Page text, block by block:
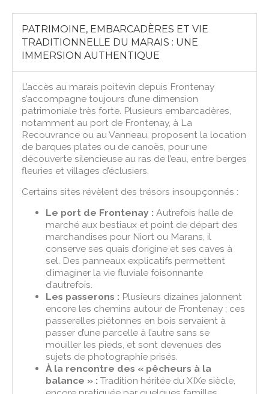
PATRIMOINE, EMBARCADÈRES ET VIE
TRADITIONNELLE DU MARAIS : UNE
IMMERSION AUTHENTIQUE
L’accès au marais poitevin depuis Frontenay
s’accompagne toujours d’une dimension
patrimoniale très forte. Plusieurs embarcadères,
notamment au port de Frontenay, à La
Recouvrance ou au Vanneau, proposent la location
de barques plates ou de canoës, pour une
découverte silencieuse au ras de l’eau, entre berges
fleuries et villages d’éclusiers.
Certains sites révèlent des trésors insoupçonnés :
Le port de Frontenay : Autrefois halle de
marché aux bestiaux et point de départ des
marchandises pour Niort ou Marans, il
conserve ses quais d’origine et ses caves à
sel. Des panneaux explicatifs permettent
d’imaginer la vie fluviale foisonnante
d’autrefois.
Les passerons : Plusieurs dizaines jalonnent
encore les chemins autour de Frontenay ; ces
passerelles piétonnes en bois servaient à
passer d’une parcelle à l’autre sans se
mouiller les pieds, et sont devenues des
sujets de photographie prisés.
À la rencontre des « pêcheurs à la
balance » : Tradition héritée du XIXe siècle,